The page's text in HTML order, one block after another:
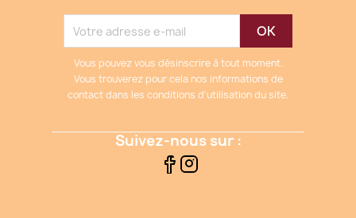
Vous pouvez vous désinscrire à tout moment.
Vous trouverez pour cela nos informations de
contact dans les conditions d'utilisation du site.
Suivez-nous sur :